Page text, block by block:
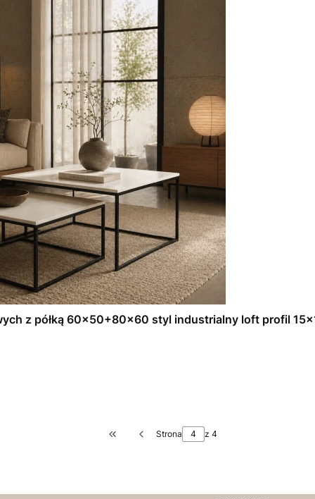
z półką 60x50+80x60 styl industrialny loft profil
Wróć do pierwszej strony z produktami
Strona z 4